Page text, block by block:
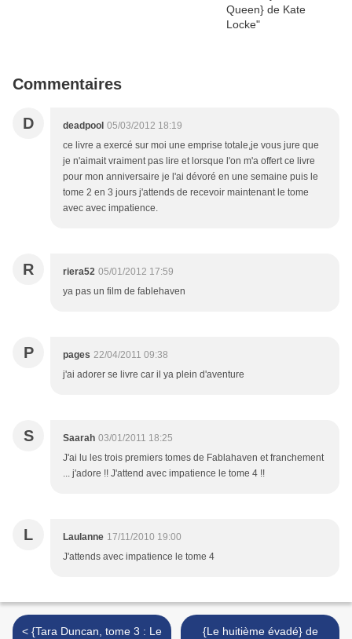
Commentaires
D deadpool 05/03/2012 18:19
ce livre a exercé sur moi une emprise totale,je vous jure que
je n'aimait vraiment pas lire et lorsque l'on m'a offert ce livre
pour mon anniversaire je l'ai dévoré en une semaine puis le
tome 2 en 3 jours j'attends de recevoir maintenant le tome
avec avec impatience.
R riera52 05/01/2012 17:59
ya pas un film de fablehaven
P pages 22/04/2011 09:38
j'ai adorer se livre car il ya plein d'aventure
S Saarah 03/01/2011 18:25
J'ai lu les trois premiers tomes de Fablahaven et franchement
... j'adore !! J'attend avec impatience le tome 4 !!
L Laulanne 17/11/2010 19:00
J'attends avec impatience le tome 4
< {Tara Duncan, tome 3 : Le
{Le huitième évadé} de